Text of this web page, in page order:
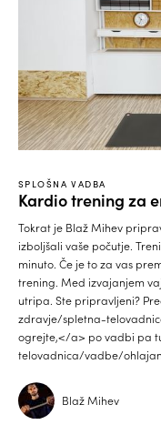
SPLOŠNA VADBA
Kardio trening za
Tokrat je Blaž Mihev
izboljšali vaše počutje.
minuto. Če je to za vas
trening. Med izvajanjem
utripa. Ste pripravljeni?
zdravje/spletna-
ogrejte,</a> po vadbi pa
telovadnica/vadbe/
Blaž Mihev